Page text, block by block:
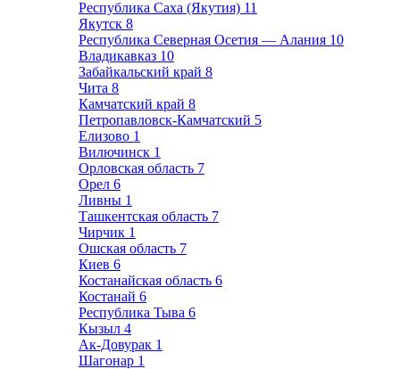
Республика Саха (Якутия) 11
Якутск 8
Республика Северная Осетия — Алания 10
Владикавказ 10
Забайкальский край 8
Чита 8
Камчатский край 8
Петропавловск-Камчатский 5
Елизово 1
Вилючинск 1
Орловская область 7
Орел 6
Ливны 1
Ташкентская область 7
Чирчик 1
Ошская область 7
Киев 6
Костанайская область 6
Костанай 6
Республика Тыва 6
Кызыл 4
Ак-Довурак 1
Шагонар 1